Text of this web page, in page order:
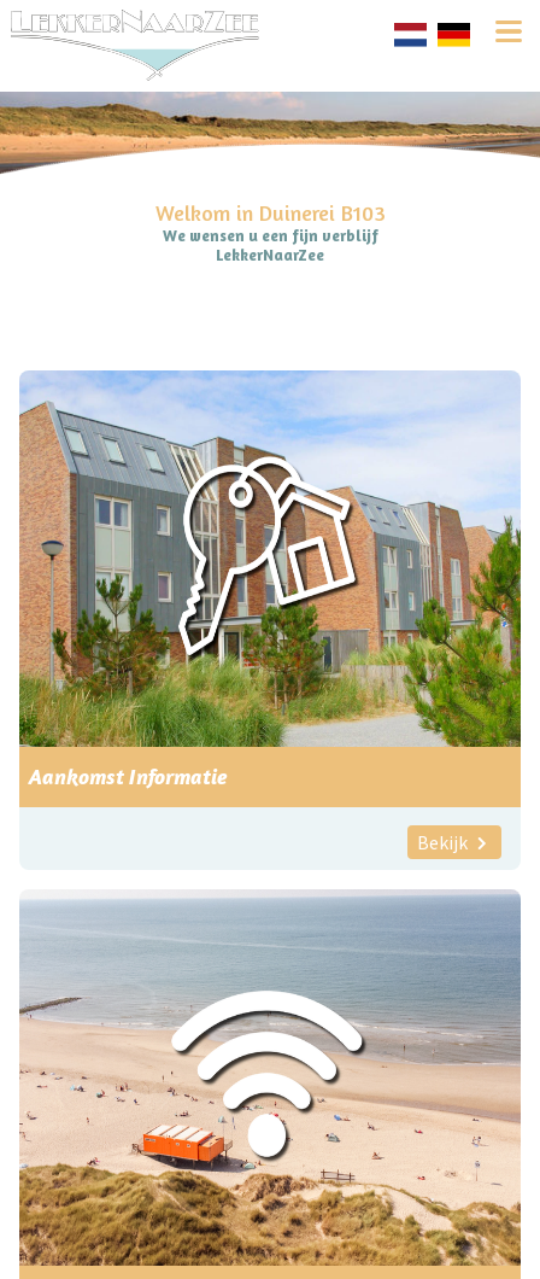
Welkom in Duinerei B103
We wensen u een fijn verblijf
LekkerNaarZee
Aankomst Informatie
Bekijk